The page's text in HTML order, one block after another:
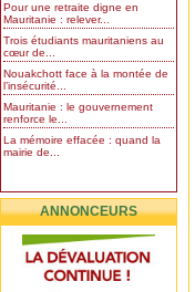
Pour une retraite digne en
Mauritanie : relever...
Trois étudiants mauritaniens au
cœur de...
Nouakchott face à la montée de
l’insécurité...
Mauritanie : le gouvernement
renforce le...
La mémoire effacée : quand la
mairie de...
ANNONCEURS